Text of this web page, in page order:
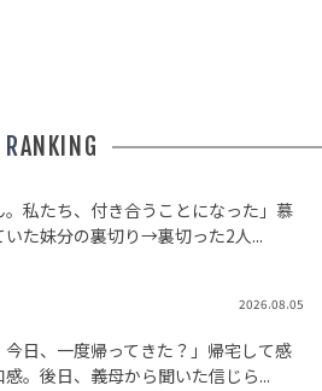
RANKING
。私たち、付き合うことになった」慕
いた妹分の裏切り→裏切った2人...
2026.08.05
今日、一度帰ってきた？」帰宅して感
感。後日、義母から聞いた信じら...